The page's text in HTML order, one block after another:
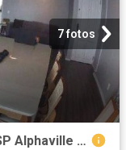
7 fotos
Cobertura para Venda em Barueri/SP Alphaville 4 Quartos